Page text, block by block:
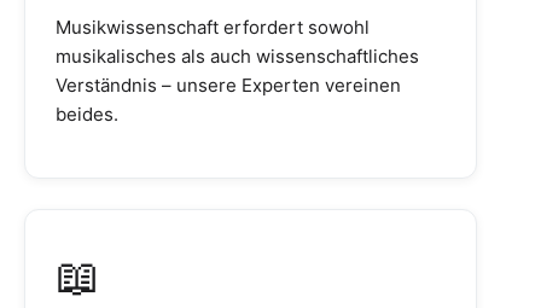
Musikwissenschaft erfordert sowohl
musikalisches als auch wissenschaftliches
Verständnis – unsere Experten vereinen
beides.
📖